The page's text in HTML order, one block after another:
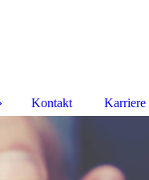
Kontakt Karriere